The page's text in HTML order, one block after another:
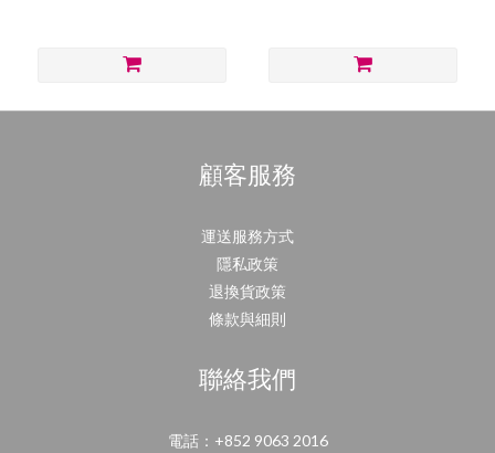
顧客服務
運送服務方式
隱私政策
退換貨政策
條款與細則
聯絡我們
電話：+852 9063 2016